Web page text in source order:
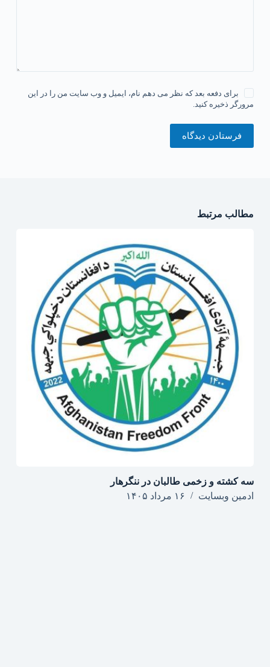
برای دفعه بعد که نظر می دهم نام، ایمیل و وب سایت من را در این
مرورگر ذخیره کنید.
فرستادن دیدگاه
مطالب مرتبط
سه کشته و زخمی طالبان در ننگرهار
ادمین وبسایت
۱۶ مرداد ۱۴۰۵